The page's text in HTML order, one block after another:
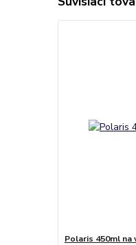
Polaris 450ml na